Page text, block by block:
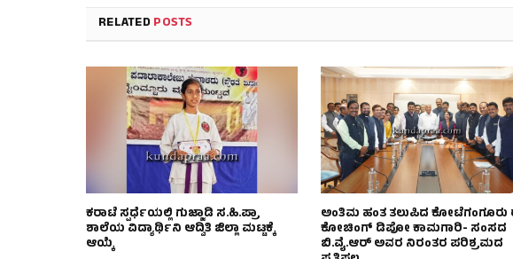
RELATEDPOSTS
ಕರಾಟೆ ಸ್ಪರ್ಧೆಯಲ್ಲಿ ಗುಜ್ಜಾಡಿ ಸ.ಹಿ.ಪ್ರಾ
ಶಾಲೆಯ ವಿದ್ಯಾರ್ಥಿನಿ ಆದ್ವಿತಿ ಜಿಲ್ಲಾ ಮಟ್ಟಕ್ಕೆ
ಆಯ್ಕೆ
ಅಂತಿಮ ಹಂತ ತಲುಪಿದ ಕೋಟೆಗಂಗೂರು
ಕೋಚಿಂಗ್ ಡಿಪೋ ಕಾಮಗಾರಿ- ಸಂಸದ
ಬಿ.ವೈ.ಆರ್‌ ಅವರ ನಿರಂತರ ಪರಿಶ್ರಮದ